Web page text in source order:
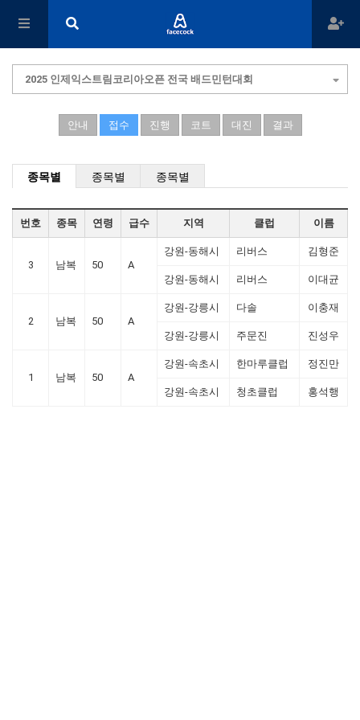
2025 인제익스트림코리아오픈 전국 배드민턴대회
안내 접수 진행 코트 대진 결과
종목별 종목별 종목별
번호 종목 연령 급수 지역 클럽 이름
3 남복 50 A
강원-동해시 리버스 김형준
강원-동해시 리버스 이대균
2 남복 50 A
강원-강릉시 다솔 이충재
강원-강릉시 주문진 진성우
1 남복 50 A
강원-속초시 한마루클럽 정진만
강원-속초시 청초클럽 홍석행